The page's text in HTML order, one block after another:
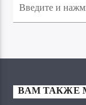
ВАМ ТАКЖЕ